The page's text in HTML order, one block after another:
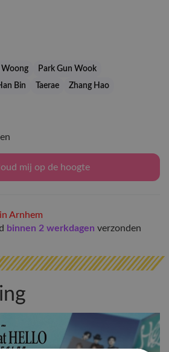
Woong
Park Gun Wook
Bin Taerae
Zhang Hao
mij op de hoogte
in Arnhem
binnen 2 werkdagen verzonden